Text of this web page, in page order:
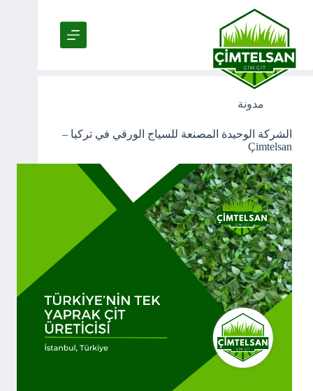
المحتوى
أنظمة الأسوار الخارجية
مدونة
الشركة الوحيدة المصنعة للسياج الورقي في تركيا –
Çimtelsan